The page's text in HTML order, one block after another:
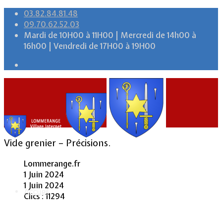
03.82.84.81.48
09.70.62.52.03
Mardi de 10H00 à 11H00 | Mercredi de 14h00 à
16h00 | Vendredi de 17H00 à 19H00
Accueil
Vide grenier – Précisions.
Lommerange.fr
1 Juin 2024
1 Juin 2024
Clics : 11294